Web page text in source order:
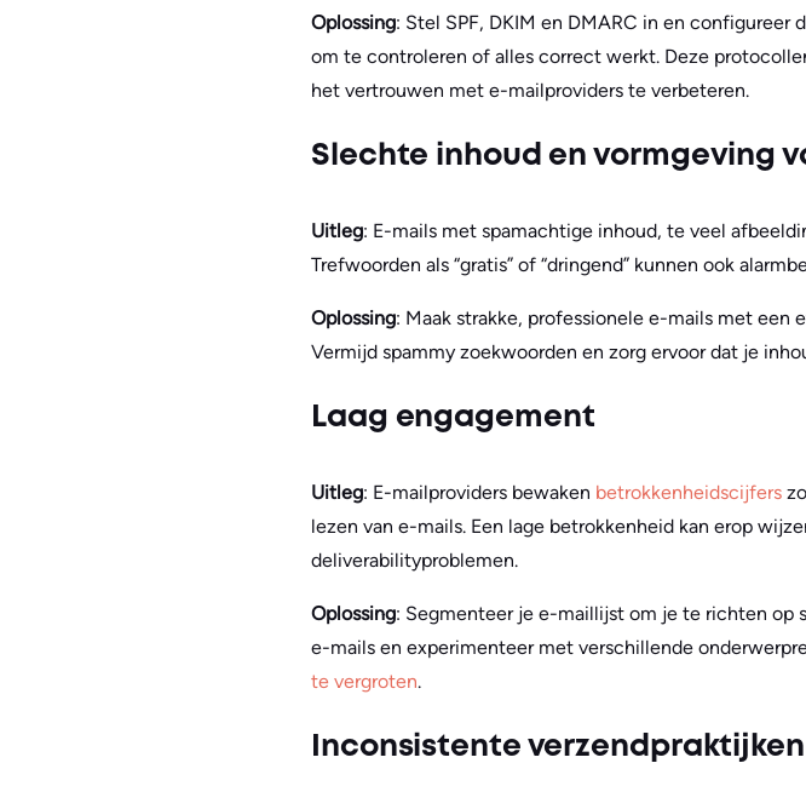
Oplossing: Stel SPF, DKIM en DMARC in en configureer
om te controleren of alles correct werkt. Deze
het vertrouwen met e-mailproviders te verbeteren.
Slechte inhoud en vormgeving
Uitleg: E-mails met spamachtige inhoud, te veel
Trefwoorden als “gratis” of “dringend” kunnen ook
Oplossing: Maak strakke, professionele e-mails met
Vermijd spammy zoekwoorden en zorg ervoor dat je
Laag engagement
Uitleg: E-mailproviders bewaken betrokkenheidscijfers
lezen van e-mails. Een lage betrokkenheid kan erop
deliverabilityproblemen.
Oplossing: Segmenteer je e-maillijst om je te richten op
e-mails en experimenteer met verschillende
te vergroten.
Inconsistente verzendpraktijken